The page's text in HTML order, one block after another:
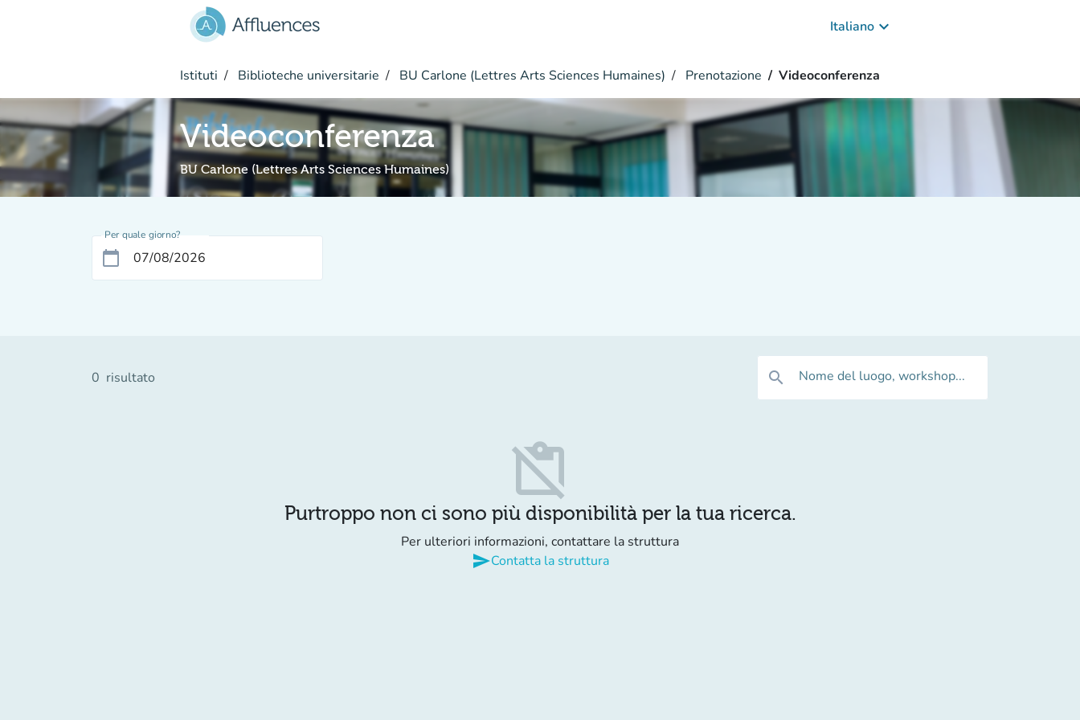
Italiano keyboard_arrow_down
Istituti Biblioteche universitarie BU Carlone (Lettres Arts Sciences Humaines) Prenotazione Videoconferenza
Videoconferenza
BU Carlone (Lettres Arts Sciences Humaines)
Per quale giorno?
calendar_today
0 risultato search Nome del luogo, workshop...
content_paste_off
Purtroppo non ci sono più disponibilità per la tua ricerca.
Per ulteriori informazioni, contattare la struttura
sendContatta la struttura